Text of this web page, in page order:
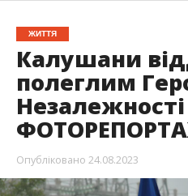
ЖИТТЯ
Калушани
полеглим
Опубліковано 24.08.2023